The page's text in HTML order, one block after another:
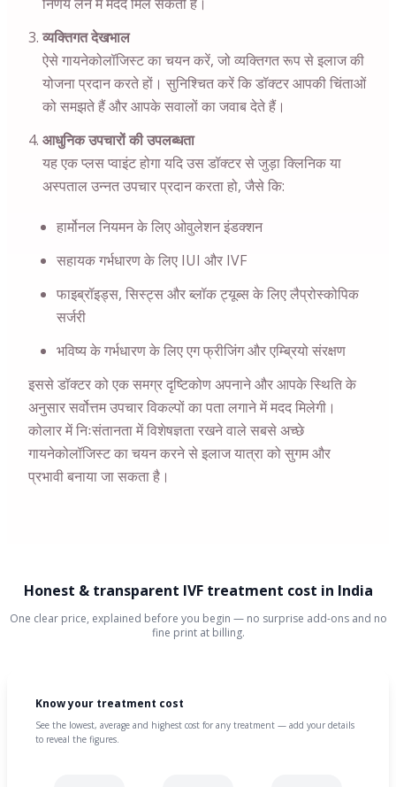
व्यक्तिगत देखभाल
ऐसे गायनेकोलॉजिस्ट का चयन करें, जो व्यक्तिगत रूप से इलाज की
योजना प्रदान करते हों। सुनिश्चित करें कि डॉक्टर आपकी चिंताओं
को समझते हैं और आपके सवालों का जवाब देते हैं।
आधुनिक उपचारों की उपलब्धता
यह एक प्लस प्वाइंट होगा यदि उस डॉक्टर से जुड़ा क्लिनिक या
अस्पताल उन्नत उपचार प्रदान करता हो, जैसे कि:
हार्मोनल नियमन के लिए ओवुलेशन इंडक्शन
सहायक गर्भधारण के लिए IUI और IVF
फाइब्रॉइड्स, सिस्ट्स और ब्लॉक ट्यूब्स के लिए लैप्रोस्कोपिक
सर्जरी
भविष्य के गर्भधारण के लिए एग फ्रीजिंग और एम्ब्रियो संरक्षण
इससे डॉक्टर को एक समग्र दृष्टिकोण अपनाने और आपके स्थिति के
अनुसार सर्वोत्तम उपचार विकल्पों का पता लगाने में मदद मिलेगी।
कोलार में निःसंतानता में विशेषज्ञता रखने वाले सबसे अच्छे
गायनेकोलॉजिस्ट का चयन करने से इलाज यात्रा को सुगम और
प्रभावी बनाया जा सकता है।
Honest & transparent IVF treatment cost in India
One clear price, explained before you begin — no surprise add-ons and no
fine print at billing.
Know your treatment cost
See the lowest, average and highest cost for any treatment — add your details
to reveal the figures.